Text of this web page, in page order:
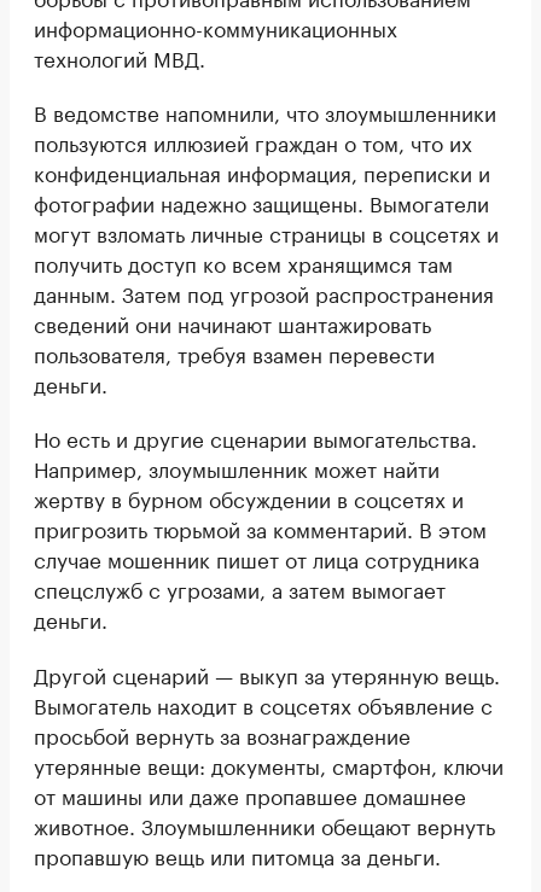
информационно-коммуникационных
технологий МВД.
В ведомстве напомнили, что злоумышленники
пользуются иллюзией граждан о том, что их
конфиденциальная информация, переписки и
фотографии надежно защищены. Вымогатели
могут взломать личные страницы в соцсетях и
получить доступ ко всем хранящимся там
данным. Затем под угрозой распространения
сведений они начинают шантажировать
пользователя, требуя взамен перевести
деньги.
Но есть и другие сценарии вымогательства.
Например, злоумышленник может найти
жертву в бурном обсуждении в соцсетях и
пригрозить тюрьмой за комментарий. В этом
случае мошенник пишет от лица сотрудника
спецслужб с угрозами, а затем вымогает
деньги.
Другой сценарий — выкуп за утерянную вещь.
Вымогатель находит в соцсетях объявление с
просьбой вернуть за вознаграждение
утерянные вещи: документы, смартфон, ключи
от машины или даже пропавшее домашнее
животное. Злоумышленники обещают вернуть
пропавшую вещь или питомца за деньги.